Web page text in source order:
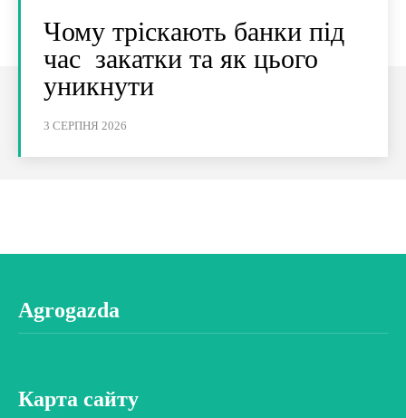
Чому тріскають банки під
час закатки та як цього
уникнути
3 СЕРПНЯ 2026
Agrogazda
Карта сайту